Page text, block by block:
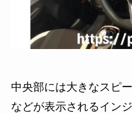
中央部には大きなスピ
などが表示されるイン